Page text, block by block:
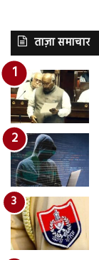
ताज़ा समाचार